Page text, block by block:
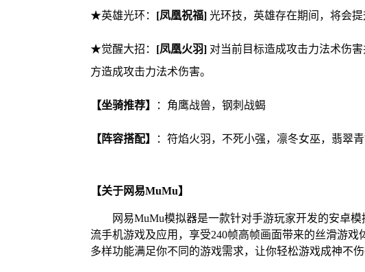
★英雄光环： [凤凰祝福]光环技，英雄存在期间，将会提
★觉醒大招： [凤凰火羽]对当前目标造成攻击力法术伤
方造成攻击力法术伤害。
【坐骑推荐】 ：角鹰战兽，钢刺战蝎
【阵容搭配】 ：符焰火羽，不死小强，凛冬女巫，翡翠
【关于网易MuMu】
网易MuMu模拟器是一款针对手游玩家开发的安卓
流手机游戏及应用，享受240帧高帧画面带来的丝滑游
多样功能满足你不同的游戏需求，让你轻松游戏成神不伤